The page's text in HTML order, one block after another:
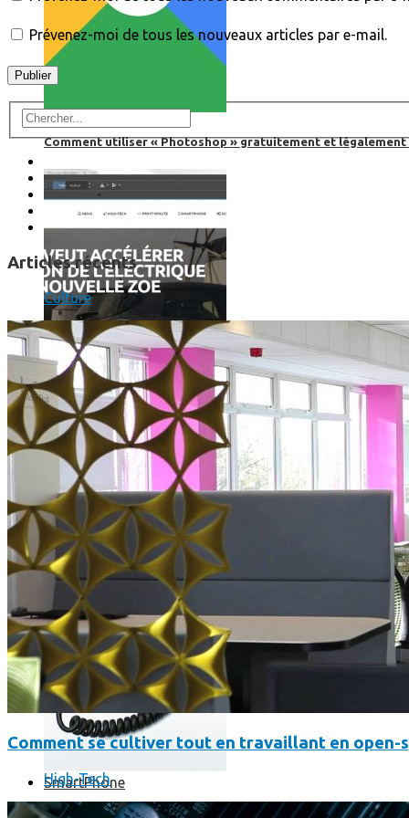
Comment utiliser « Photoshop » gratuitement et légalement
Où en sont les forfaits mobiles pour les pros ?
SmartPhone
Prévenez-moi de tous les nouveaux articles par e-mail.
Articles récents
Culture
Comment se cultiver tout en travaillant en open-
High-Tech